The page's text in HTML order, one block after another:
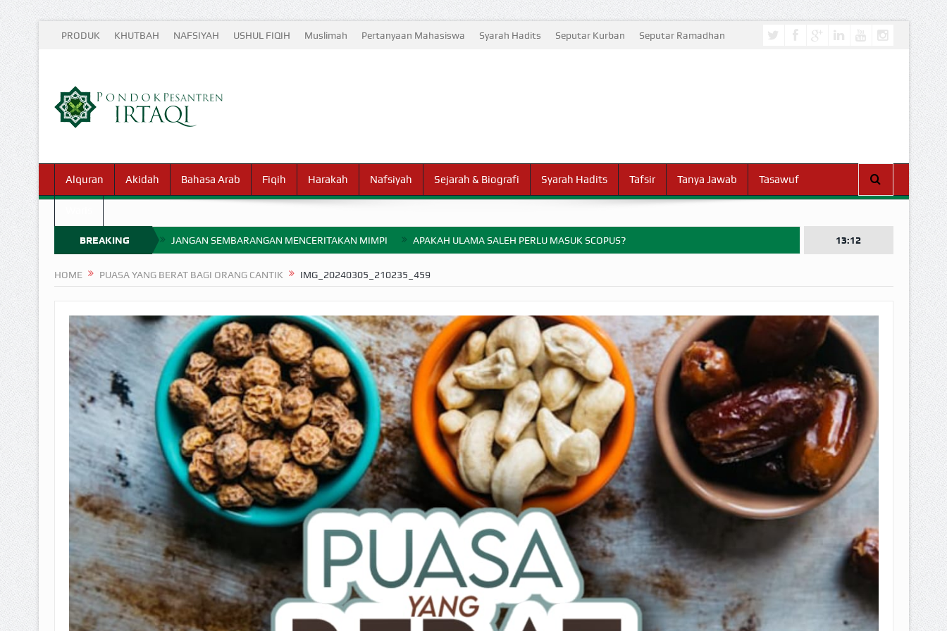
PRODUK KHUTBAH NAFSIYAH USHUL FIQIH Muslimah Pertanyaan Mahasiswa Syarah Hadits Seputar Kurban Seputar Ramadhan
Alquran Akidah Bahasa Arab Fiqih Harakah Nafsiyah Sejarah & Biografi Syarah Hadits Tafsir Tanya Jawab Tasawuf
BREAKING
NEWS
JANGAN SEMBARANGAN MENCERITAKAN MIMPI APAKAH ULAMA SALEH PERLU MASUK SCOPUS?
BAGAIMANA CARA MEMBAYAR ZAKAT UANG? UANG HARAM BISA MENJADI HALAL JIKA SEBAB KEPEMILIKANNYA BERUBAH
ISTIDLAL BATIL VS ISTIDLAL SYAR’I BAHASA CINTA KARENA ALLAH HUKUM MEMBAYAR ZAKAT DENGAN CARA MENGANGSUR
HUKUM MEMBAYAR ZAKAT KEPADA KERABAT SENDIRI
13:12
HOME PUASA YANG BERAT BAGI ORANG CANTIK IMG_20240305_210235_459